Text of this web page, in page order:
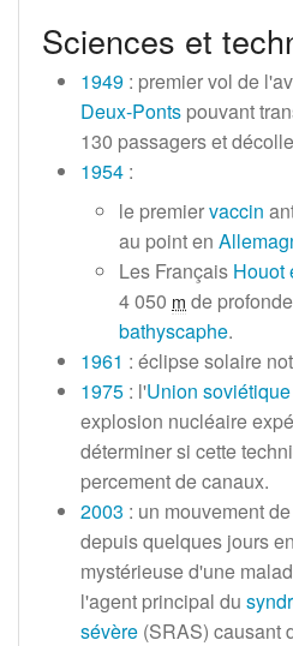
Sciences et
1949 : premier vol de
Deux-Ponts pouvant
130 passagerset
1954 :
le premiervaccin
au point en
Les Français Houot
4 050 m de
bathyscaphe.
1961 : éclipse solaire
1975 : l'Union soviétique
explosion nucléaire
déterminer si cette
percement de canaux.
2003 : un mouvement
depuis quelques jours en
mystérieuse d'une
l'agent principal du
sévère (SRAS) causant